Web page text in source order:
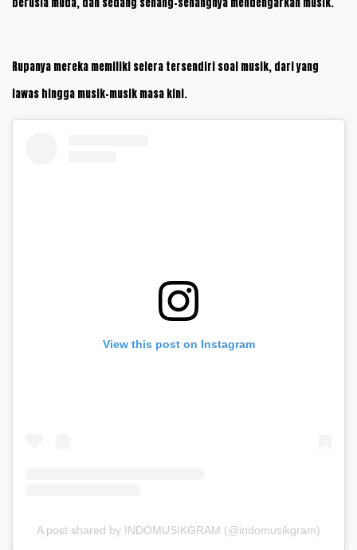
Rupanya mereka memiliki selera tersendiri soal musik, dari yang
lawas hingga musik-musik masa kini.
View this post on Instagram
A post shared by INDOMUSIKGRAM (@indomusikgram)